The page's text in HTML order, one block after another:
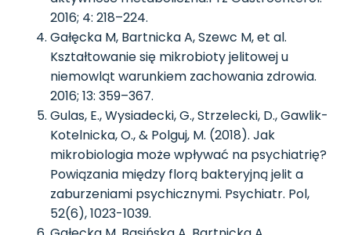
2016; 4: 218–224.
Gałęcka M, Bartnicka A, Szewc M, et al.
Kształtowanie się mikrobioty jelitowej u
niemowląt warunkiem zachowania zdrowia.
2016; 13: 359–367.
Gulas, E., Wysiadecki, G., Strzelecki, D., Gawlik-
Kotelnicka, O., & Polguj, M. (2018). Jak
mikrobiologia może wpływać na psychiatrię?
Powiązania między florą bakteryjną jelit a
zaburzeniami psychicznymi. Psychiatr. Pol,
52(6), 1023-1039.